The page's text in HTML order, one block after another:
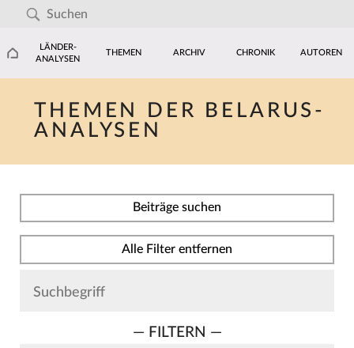
LÄNDER-
ANALYSEN
THEMEN ARCHIV CHRONIK AUTOREN
THEMEN DER BELARUS-
ANALYSEN
Beiträge suchen
Alle Filter entfernen
— FILTERN —